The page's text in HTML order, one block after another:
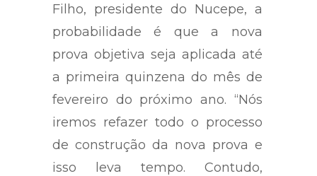
Filho, presidente do Nucepe, a
probabilidade é que a nova
prova objetiva seja aplicada até
a primeira quinzena do mês de
fevereiro do próximo ano. “Nós
iremos refazer todo o processo
de construção da nova prova e
isso leva tempo. Contudo,